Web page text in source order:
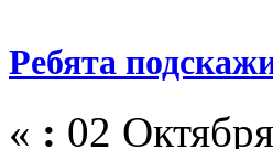
Ребята
« : 02